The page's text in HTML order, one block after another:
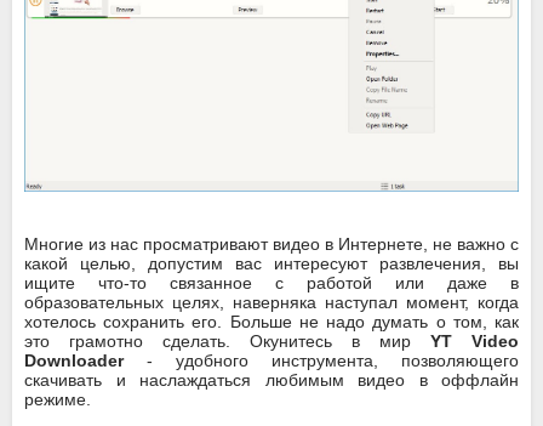
Многие из нас просматривают видео в Интернете, не важно с
какой целью, допустим вас интересуют развлечения, вы
ищите что-то связанное с работой или даже в
образовательных целях, наверняка наступал момент, когда
хотелось сохранить его. Больше не надо думать о том, как
это грамотно сделать. Окунитесь в мир YT Video
Downloader- удобного инструмента, позволяющего
скачивать и наслаждаться любимым видео в оффлайн
режиме.